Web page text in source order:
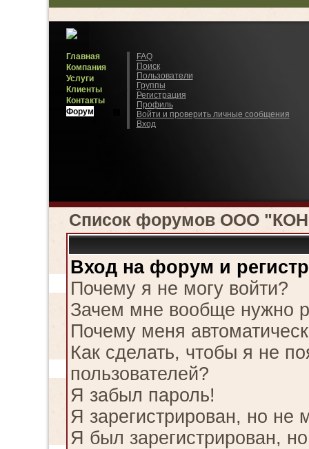
Главная
Компания
Услуги
Клиенты
Контакты
Форум
FAQ
Поиск
Пользователи
Группы
Регистрация
Профиль
Войти и проверить личные сообщения
Вход
Список форумов ООО
Вход на форум и
Почему я не могу войти?
Зачем мне вообще нужно
Почему меня
Как сделать, чтобы я не
пользователей?
Я забыл пароль!
Я зарегистрирован, но не
Я был зарегистрирован,